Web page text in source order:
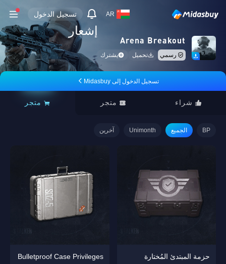
AR
إشعار
تسجيل الدخول
Arena Breakout
رسمي تحميل يشترك
تسجيل الدخول إلى Midasbuy
شراء متجر متجر
BP الجميع Unimonth آخرين
حزمة المبتدئ المُختارة Bulletproof Case Privileges